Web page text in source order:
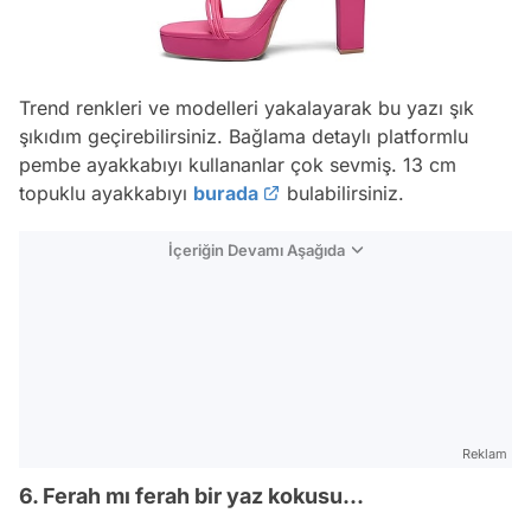
Trend renkleri ve modelleri yakalayarak bu yazı şık
şıkıdım geçirebilirsiniz. Bağlama detaylı platformlu
pembe ayakkabıyı kullananlar çok sevmiş. 13 cm
topuklu ayakkabıyı burada bulabilirsiniz.
İçeriğin Devamı Aşağıda
Reklam
6. Ferah mı ferah bir yaz kokusu...